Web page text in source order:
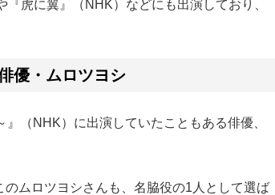
虎に翼』（NHK）などにも出演しており、
優・ムロツヨシ
（NHK）に出演していたこともある俳優、
ムロツヨシさんも、名脇役の1人として選ば